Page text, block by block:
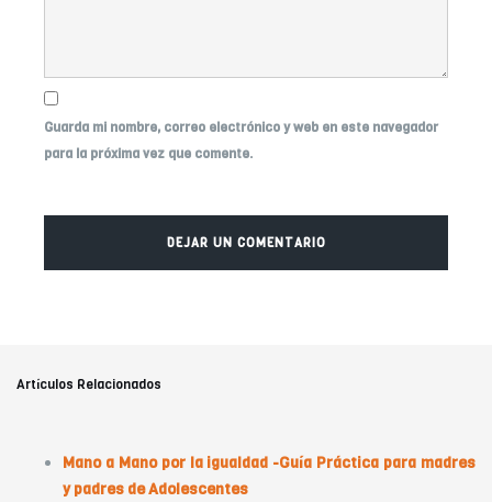
Guarda mi nombre, correo electrónico y web en este navegador
para la próxima vez que comente.
Artículos Relacionados
Mano a Mano por la igualdad -Guía Práctica para madres
y padres de Adolescentes